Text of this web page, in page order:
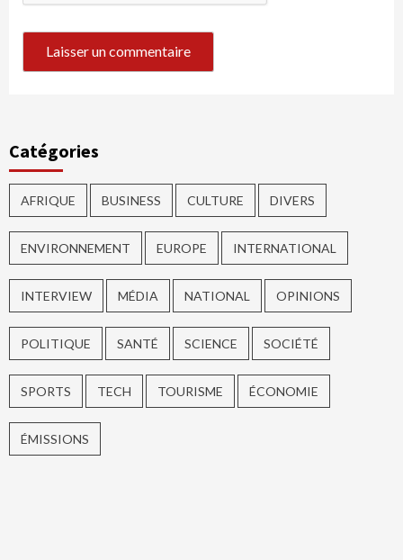
Catégories
AFRIQUE BUSINESS CULTURE DIVERS
ENVIRONNEMENT EUROPE INTERNATIONAL
INTERVIEW MÉDIA NATIONAL OPINIONS
POLITIQUE SANTÉ SCIENCE SOCIÉTÉ
SPORTS TECH TOURISME ÉCONOMIE
ÉMISSIONS